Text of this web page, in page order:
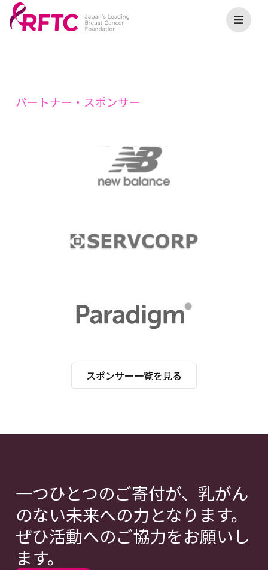
パートナー・スポンサー
スポンサー一覧を見る
一つひとつのご寄付が、乳がん
のない未来への力となります。
ぜひ活動へのご協力をお願いし
ます。